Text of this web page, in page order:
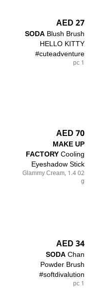
27 AED
SODABlush Brush
HELLO KITTY
#cuteadventure
1 pc
70 AED
MAKE UP
FACTORYCooling
Eyeshadow Stick
02 Glammy Cream, 1.4
g
34 AED
SODAChan
Powder Brush
#softdivalution
1 pc